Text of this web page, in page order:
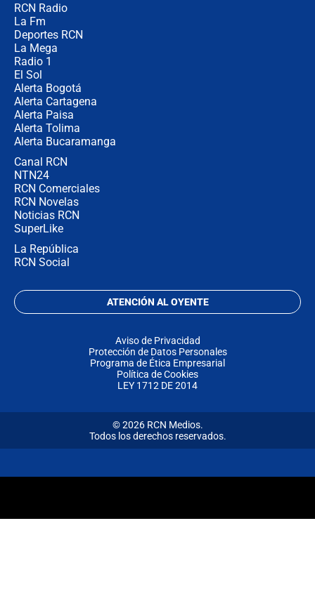
RCN Radio
La Fm
Deportes RCN
La Mega
Radio 1
El Sol
Alerta Bogotá
Alerta Cartagena
Alerta Paisa
Alerta Tolima
Alerta Bucaramanga
Canal RCN
NTN24
RCN Comerciales
RCN Novelas
Noticias RCN
SuperLike
La República
RCN Social
ATENCIÓN AL OYENTE
Aviso de Privacidad
Protección de Datos Personales
Programa de Ética Empresarial
Política de Cookies
LEY 1712 DE 2014
© 2026 RCN Medios.
Todos los derechos reservados.